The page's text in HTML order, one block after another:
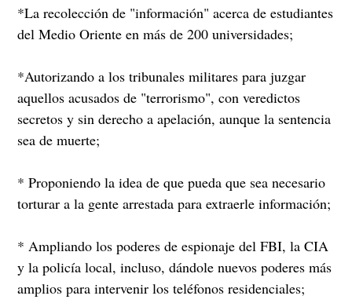
*La recolección de "información" acerca de estudiantes
del Medio Oriente en más de 200 universidades;
*Autorizando a los tribunales militares para juzgar
aquellos acusados de "terrorismo", con veredictos
secretos y sin derecho a apelación, aunque la sentencia
sea de muerte;
* Proponiendo la idea de que pueda que sea necesario
torturar a la gente arrestada para extraerle información;
* Ampliando los poderes de espionaje del FBI, la CIA
y la policía local, incluso, dándole nuevos poderes más
amplios para intervenir los teléfonos residenciales;